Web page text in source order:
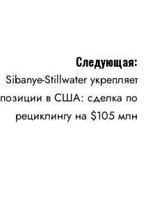
Следующая:
Sibanye-Stillwater укрепляет
позиции в США: сделка по
рециклингу на $105 млн